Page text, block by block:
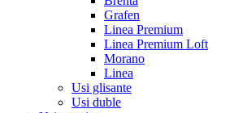
Grafen
Linea Premium
Linea Premium Loft
Morano
Linea
Usi glisante
Usi duble